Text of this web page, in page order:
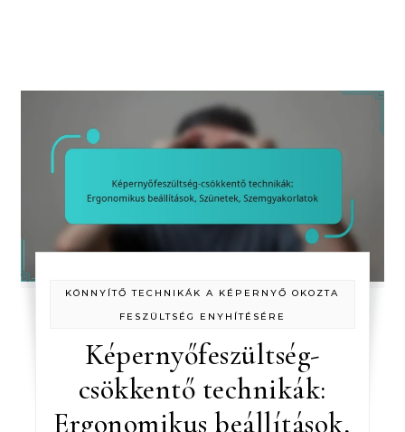
KÖNNYÍTŐ TECHNIKÁK A KÉPERNYŐ OKOZTA
FESZÜLTSÉG ENYHÍTÉSÉRE
Képernyőfeszültség-
csökkentő technikák:
Ergonomikus beállítások,